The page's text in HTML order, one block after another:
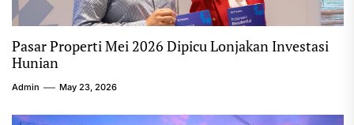
Pasar Properti Mei 2026 Dipicu Lonjakan Investasi
Hunian
Admin May 23, 2026